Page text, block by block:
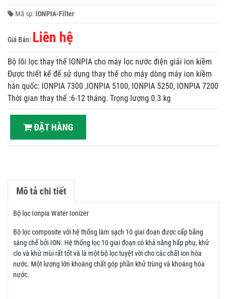
Mã sp: IONPIA-Filter
Giá Bán: Liên hệ
Bộ lõi lọc thay thế IONPIA cho máy lọc nước điện giải ion kiềm
Được thiết kế để sử dụng thay thế cho máy dòng máy ion kiềm
hàn quốc: IONPIA 7300 ,IONPIA 5100, IONPIA 5250, IONPIA 7200
Thời gian thay thế :6-12 tháng. Trọng lượng 0.3 kg
ĐẶT HÀNG
Mô tả chi tiết
Bộ lọc Ionpia Water Ionizer
Bộ lọc composite với hệ thống làm sạch 10 giai đoạn được cấp bằng
sáng chế bởi ION. Hệ thống lọc 10 giai đoạn có khả năng hấp phụ, khử
clo và khử mùi rất tốt và là một bộ lọc tuyệt vời cho các chất ion hóa
nước. Một lượng lớn khoáng chất góp phần khử trùng và khoáng hóa
nước.